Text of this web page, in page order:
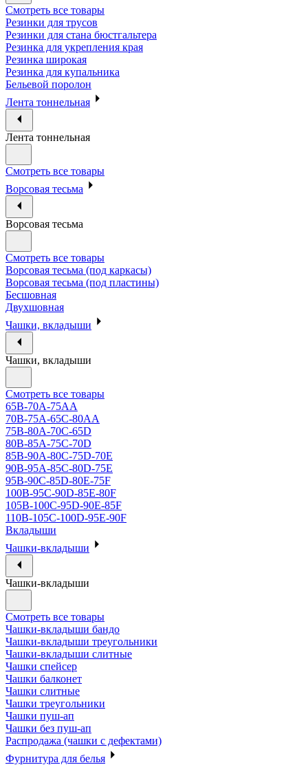
Смотреть все товары
Резинки для трусов
Резинки для стана бюстгальтера
Резинка для укрепления края
Резинка широкая
Резинка для купальника
Бельевой поролон
Лента тоннельная
Лента тоннельная
Смотреть все товары
Ворсовая тесьма
Ворсовая тесьма
Смотреть все товары
Ворсовая тесьма (под каркасы)
Ворсовая тесьма (под пластины)
Бесшовная
Двухшовная
Чашки, вкладыши
Чашки, вкладыши
Смотреть все товары
65B-70A-75АА
70В-75А-65С-80АА
75В-80А-70С-65D
80В-85А-75С-70D
85В-90А-80С-75D-70E
90B-95A-85C-80D-75E
95B-90C-85D-80E-75F
100B-95C-90D-85E-80F
105B-100C-95D-90E-85F
110B-105C-100D-95E-90F
Вкладыши
Чашки-вкладыши
Чашки-вкладыши
Смотреть все товары
Чашки-вкладыши бандо
Чашки-вкладыши треугольники
Чашки-вкладыши слитные
Чашки спейсер
Чашки балконет
Чашки слитные
Чашки треугольники
Чашки пуш-ап
Чашки без пуш-ап
Распродажа (чашки с дефектами)
Фурнитура для белья